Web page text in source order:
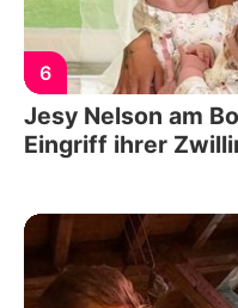
6
Jesy Nelson am
Eingriff ihrer